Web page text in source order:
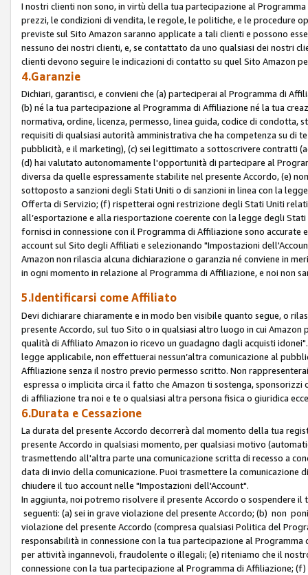
I nostri clienti non sono, in virtù della tua partecipazione al
prezzi, le condizioni di vendita, le regole, le politiche, e le procedure
previste sul Sito Amazon saranno applicate a tali clienti e possono
nessuno dei nostri clienti, e, se contattato da uno qualsiasi dei nostri
clienti devono seguire le indicazioni di contatto su quel Sito Amazon
4.Garanzie
Dichiari, garantisci, e convieni che (a) parteciperai al Programma di
(b) né la tua partecipazione al Programma di Affiliazione né la tua
normativa, ordine, licenza, permesso, linea guida, codice di
requisiti di qualsiasi autorità amministrativa che ha competenza su di
pubblicità, e il marketing), (c) sei legittimato a sottoscrivere contratti
(d) hai valutato autonomamente l'opportunità di partecipare al
diversa da quelle espressamente stabilite nel presente Accordo, (e)
sottoposto a sanzioni degli Stati Uniti o di sanzioni in linea con la
Offerta di Servizio; (f) rispetterai ogni restrizione degli Stati Uniti
all’esportazione e alla riesportazione coerente con la legge degli
fornisci in connessione con il Programma di Affiliazione sono
account sul Sito degli Affiliati e selezionando "Impostazioni
Amazon non rilascia alcuna dichiarazione o garanzia né conviene in
in ogni momento in relazione al Programma di Affiliazione, e noi non
5.Identificarsi come Affiliato
Devi dichiarare chiaramente e in modo ben visibile quanto segue, o
presente Accordo, sul tuo Sito o in qualsiasi altro luogo in cui
qualità di Affiliato Amazon io ricevo un guadagno dagli acquisti
legge applicabile, non effettuerai nessun’altra comunicazione al
Affiliazione senza il nostro previo permesso scritto. Non
espressa o implicita circa il fatto che Amazon ti sostenga,
di affiliazione tra noi e te o qualsiasi altra persona fisica o giuridica
6.Durata e Cessazione
La durata del presente Accordo decorrerà dal momento della tua
presente Accordo in qualsiasi momento, per qualsiasi motivo
trasmettendo all'altra parte una comunicazione scritta di recesso a
data di invio della comunicazione. Puoi trasmettere la
chiudere il tuo account nelle "Impostazioni dell'Account".
In aggiunta, noi potremo risolvere il presente Accordo o sospendere
seguenti: (a) sei in grave violazione del presente Accordo; (b) non
violazione del presente Accordo (compresa qualsiasi Politica del
responsabilità in connessione con la tua partecipazione al
per attività ingannevoli, fraudolente o illegali; (e) riteniamo che il
connessione con la tua partecipazione al Programma di Affiliazione;